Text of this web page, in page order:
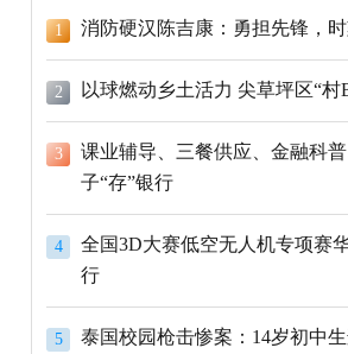
1 消防硬汉陈吉康：勇担先锋，
2 以球燃动乡土活力 尖草坪区“
3
课业辅导、三餐供应、金融科
子“存”银行
4
全国3D大赛低空无人机专项赛
行
5
泰国校园枪击惨案：14岁初中